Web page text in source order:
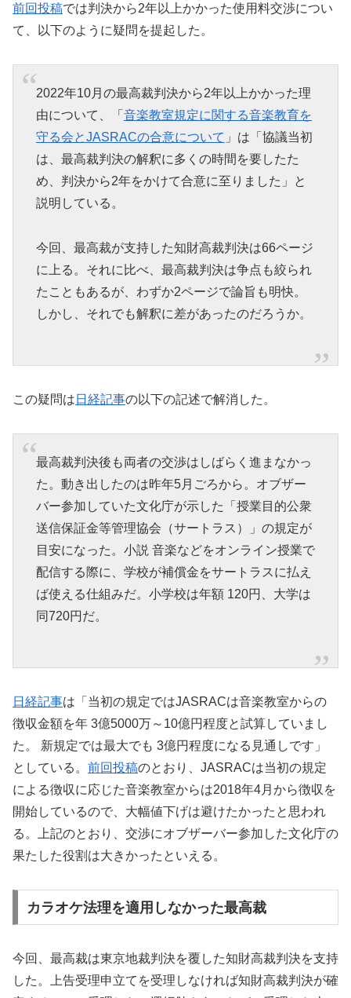
前回投稿では判決から2年以上かかった使用料交渉につい
て、以下のように疑問を提起した。
2022年10月の最高裁判決から2年以上かかった理
由について、「 音楽教室規定に関する音楽教育を
守る会とJASRACの合意について 」は「協議当初
は、最高裁判決の解釈に多くの時間を要したた
め、判決から2年をかけて合意に至りました」と
説明している。
今回、最高裁が支持した知財高裁判決は66ページ
に上る。それに比べ、最高裁判決は争点も絞られ
たこともあるが、わずか2ページで論旨も明快。
しかし、それでも解釈に差があったのだろうか。
この疑問は 日経記事の以下の記述で解消した。
最高裁判決後も両者の交渉はしばらく進まなかっ
た。動き出したのは昨年5月ごろから。オブザー
バー参加していた文化庁が示した「授業目的公衆
送信保証金等管理協会（サートラス）」の規定が
目安になった。小説 音楽などをオンライン授業で
配信する際に、学校が補償金をサートラスに払え
ば使える仕組みだ。小学校は年額 120円、大学は
同720円だ。
日経記事は「 当初の規定ではJASRACは音楽教室からの
徴収金額を年 3億5000万～10億円程度と試算していまし
た。 新規定では最大でも 3億円程度になる見通しです」
としている。 前回投稿のとおり、JASRACは当初の規定
による徴収に応じた音楽教室からは2018年4月から徴収を
開始しているので、大幅値下げは避けたかったと思われ
る。上記のとおり、交渉にオブザーバー参加した文化庁の
果たした役割は大きかったといえる。
カラオケ法理を適用しなかった最高裁
今回、最高裁は東京地裁判決を覆した知財高裁判決を支持
した。上告受理申立てを受理しなければ知財高裁判決が確